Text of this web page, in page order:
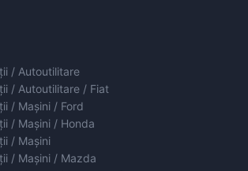
/ Autoutilitare
/ Autoutilitare / Fiat
/ Mașini / Ford
/ Mașini / Honda
/ Mașini
/ Mașini / Mazda